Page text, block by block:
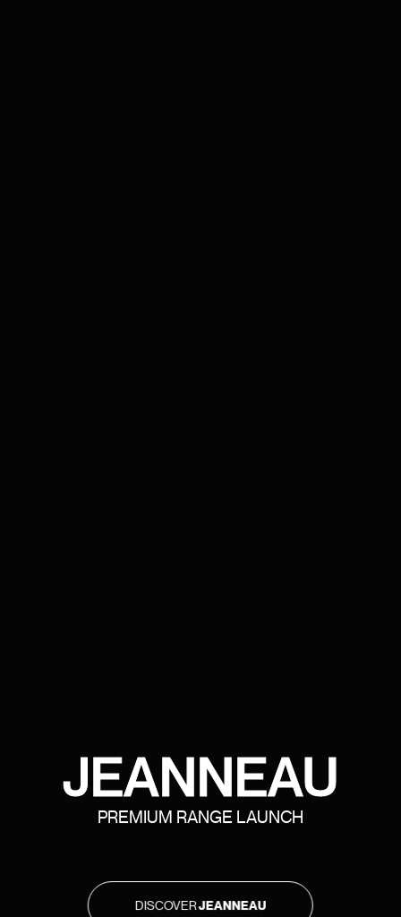
JEANNEAU
PREMIUM RANGE LAUNCH
DISCOVERJEANNEAU